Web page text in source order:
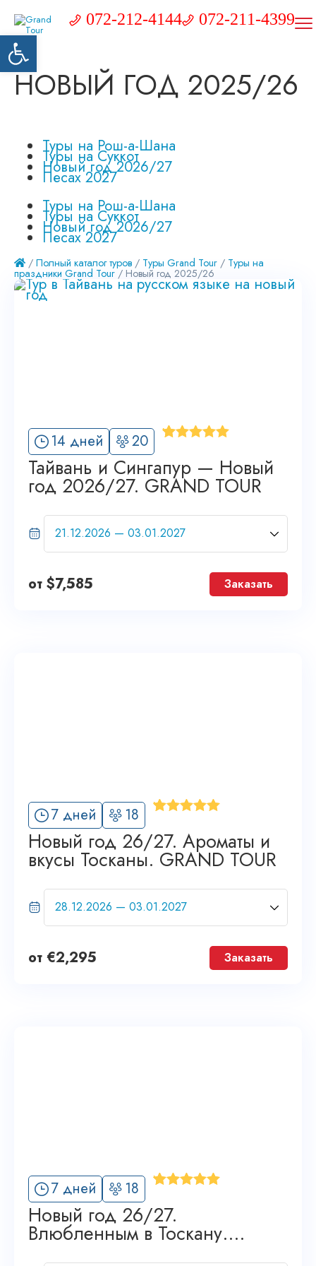
Открыть панель инструментов
072-212-4144 072-211-4399
НОВЫЙ ГОД 2025/26
Туры на Рош-а-Шана
Туры на Суккот
Новый год 2026/27
Песах 2027
Туры на Рош-а-Шана
Туры на Суккот
Новый год 2026/27
Песах 2027
/ Полный каталог туров / Туры Grand Tour / Туры на
праздники Grand Tour/ Новый год 2025/26
14 дней 20 '
Тайвань и Сингапур — Новый
год 2026/27. GRAND TOUR
от $7,585 Заказать
7 дней 18 '
Новый год 26/27. Ароматы и
вкусы Тосканы. GRAND TOUR
от €2,295 Заказать
7 дней 18 '
Новый год 26/27.
Влюбленным в Тоскану.